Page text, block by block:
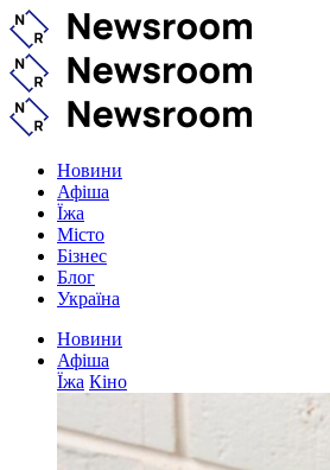
Новини
Афіша
Їжа
Місто
Бізнес
Блог
Україна
Новини
Афіша
Їжа Кіно